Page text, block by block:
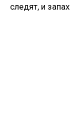
следят, и